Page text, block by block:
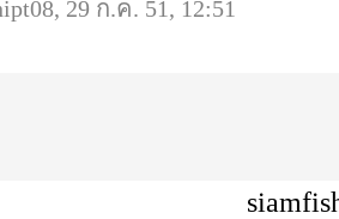
29 ก.ค. 51, 12:51